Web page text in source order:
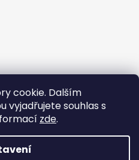
cookie. Dalším
vyjadřujete souhlas s
zde.
ochrany osobních údajů